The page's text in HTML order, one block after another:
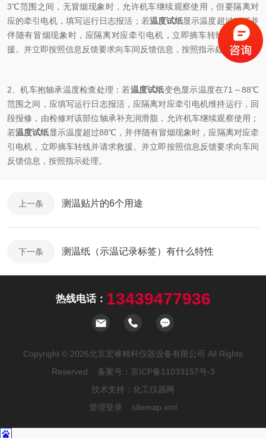
3℃范围之间，无冒烟现象时，允许机车继续观察使用，但要隔离对
应的牵引电机，填写运行日志报活；若温度试纸显示温度超过93℃并
伴随有冒烟现象时，应隔离对应牵引电机，立即摘车转线并请求救
援。并立即按照信息反馈要求向车间反馈信息，按照指示处理。
2、机车抱轴承温度检查处理：若温度试纸变色显示温度在71～88℃
范围之间，应填写运行日志报活，应隔离对应牵引电机维持运行，回
段报修，由检修对该部位轴承补充润滑脂，允许机车继续观察使用；
若温度试纸显示温度超过88℃，并伴随有冒烟现象时，应隔离对应牵
引电机，立即摘车转线并请求救援。并立即按照信息反馈要求向车间
反馈信息，按照指示处理。
上一条 测温贴片的6个用途
下一条 测温纸（示温记录标签）有什么特性
热线电话： 13439477936
Copyright © 2026北京宏睿精科仪器设备有限公司 All Rights
Reserved 备案号： 京ICP备11033157号-3
技术支持： 化工仪器网
管理登录
sitemap.xml